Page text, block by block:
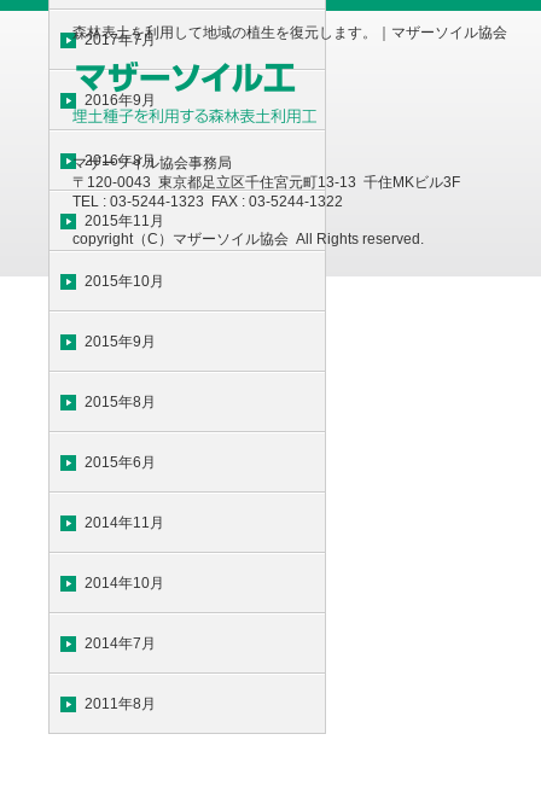
2017年7月
2016年9月
2016年8月
2015年11月
2015年10月
2015年9月
2015年8月
2015年6月
2014年11月
2014年10月
2014年7月
2011年8月
森林表土を利用して地域の植生を復元します。｜マザーソイル協会
マザーソイル協会事務局
〒120-0043 東京都足立区千住宮元町13-13 千住MKビル3F
TEL : 03-5244-1323 FAX : 03-5244-1322
copyright（C）マザーソイル協会 All Rights reserved.